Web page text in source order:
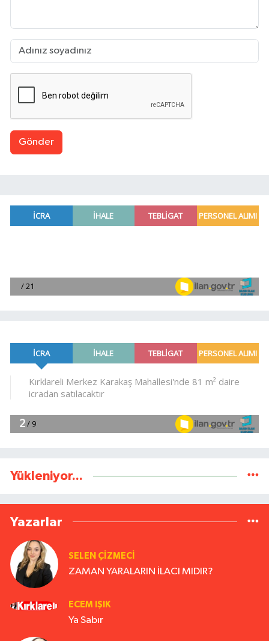
Gönder
Yükleniyor...
Yazarlar
SELEN ÇİZMECİ
ZAMAN YARALARIN İLACI MIDIR?
ECEM IŞIK
Ya Sabır